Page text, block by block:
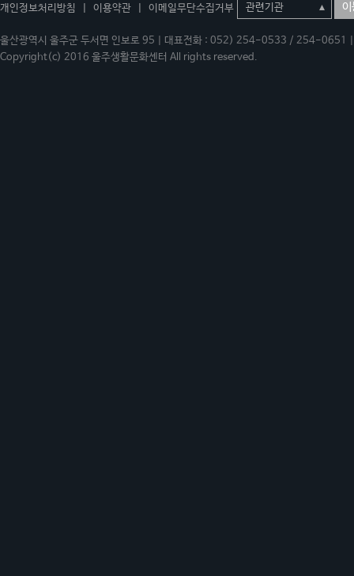
개인정보처리방침 이용약관 이메일무단수집거부 이
울산광역시 울주군 두서면 인보로 95 | 대표전화 : 052) 254-0533 / 254-
Copyright(c) 2016 울주생활문화센터 All rights reserved.